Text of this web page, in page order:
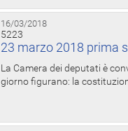
16/03/2018
5223
23 marzo 2018 prima
La Camera dei deputati è
giorno figurano: la